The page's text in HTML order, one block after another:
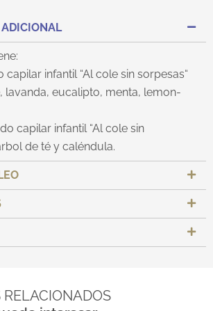
capilar infantil “Al cole sin sorpesas“
lavanda, eucalipto, menta, lemon-
capilar infantil “Al cole sin
de té y caléndula.
RELACIONADOS